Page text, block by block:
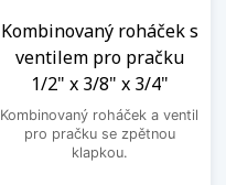
Kombinovaný roháček s
ventilem pro pračku
1/2" x 3/8" x 3/4"
Kombinovaný roháček a ventil
pro pračku se zpětnou
klapkou.